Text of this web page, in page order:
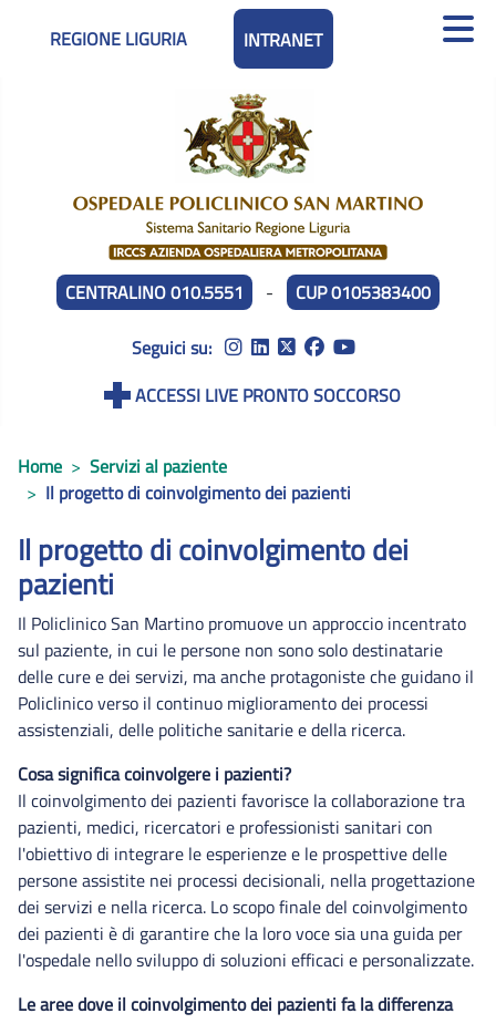
REGIONE LIGURIA INTRANET
CENTRALINO 010.5551 - CUP 0105383400
Seguici su:
ACCESSI LIVE PRONTO SOCCORSO
Home
Servizi al paziente
Il progetto di coinvolgimento dei pazienti
Il progetto di coinvolgimento dei
pazienti
Il Policlinico San Martino promuove un approccio incentrato
sul paziente, in cui le persone non sono solo destinatarie
delle cure e dei servizi, ma anche protagoniste che guidano il
Policlinico verso il continuo miglioramento dei processi
assistenziali, delle politiche sanitarie e della ricerca.
Cosa significa coinvolgere i pazienti?
Il coinvolgimento dei pazienti favorisce la collaborazione tra
pazienti, medici, ricercatori e professionisti sanitari con
l'obiettivo di integrare le esperienze e le prospettive delle
persone assistite nei processi decisionali, nella progettazione
dei servizi e nella ricerca. Lo scopo finale del coinvolgimento
dei pazienti è di garantire che la loro voce sia una guida per
l'ospedale nello sviluppo di soluzioni efficaci e personalizzate.
Le aree dove il coinvolgimento dei pazienti fa la differenza